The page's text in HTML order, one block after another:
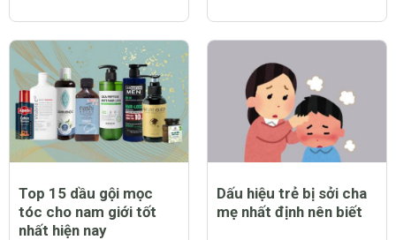
Top 15 dầu gội mọc
tóc cho nam giới tốt
nhất hiện nay
Dấu hiệu trẻ bị sởi cha
mẹ nhất định nên biết